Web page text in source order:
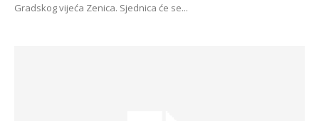
Gradskog vijeća Zenica. Sjednica će se...